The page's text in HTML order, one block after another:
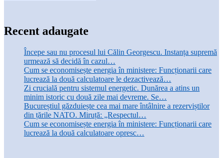
Recent adaugate
Începe sau nu procesul lui Călin Georgescu. Instanța supremă
urmează să decidă în cazul…
Cum se economisește energia în ministere: Funcționarii care
lucrează la două calculatoare le dezactivează…
Zi crucială pentru sistemul energetic. Dunărea a atins un
minim istoric cu două zile mai devreme. Se…
Bucureștiul găzduiește cea mai mare întâlnire a rezerviștilor
din țările NATO. Miruță: „Respectul…
Cum se economisește energia în ministere: Funcționarii care
lucrează la două calculatoare opresc…